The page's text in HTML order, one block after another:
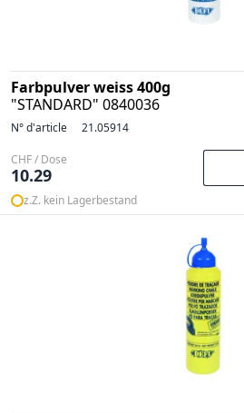
Farbpulver weiss 400g
"STANDARD" 0840036
N° d'article 21.05914
CHF / Dose
10.29
z.Z. kein Lagerbestand